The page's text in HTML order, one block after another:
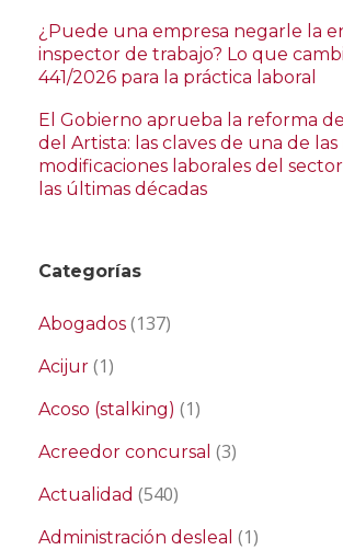
¿Puede una empresa negarle la
inspector de trabajo? Lo que
441/2026 para la práctica laboral
El Gobierno aprueba la reforma
del Artista: las claves de una de las
modificaciones laborales del
las últimas décadas
Categorías
Abogados (137)
Acijur (1)
Acoso (stalking) (1)
Acreedor concursal (3)
Actualidad (540)
Administración desleal (1)